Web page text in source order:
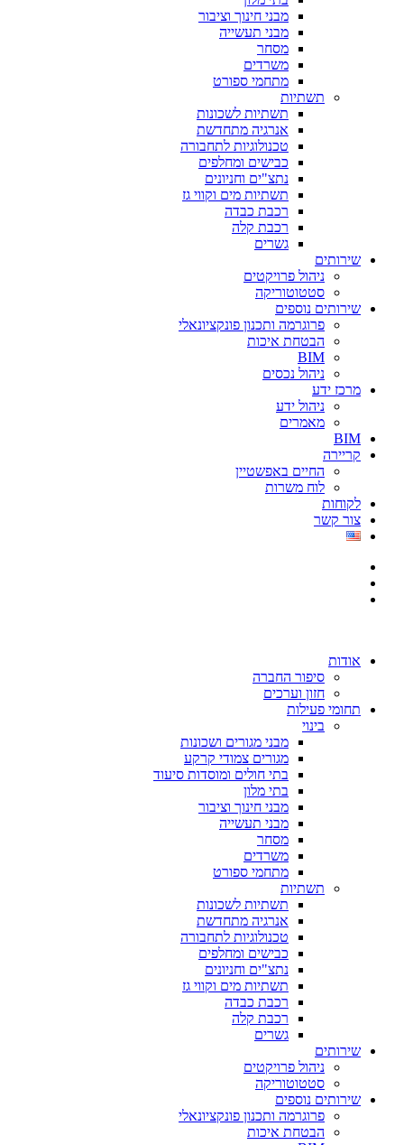
מבני חינוך וציבור
מבני תעשייה
מסחר
משרדים
מתחמי ספורט
תשתיות
תשתיות לשכונות
אנרגיה מתחדשת
טכנולוגיות לתחבורה
כבישים ומחלפים
נתצ"ים וחניונים
תשתיות מים וקווי גז
רכבת כבדה
רכבת קלה
גשרים
שירותים
ניהול פרויקטים
סטטוטוריקה
שירותים נוספים
פרוגרמה ותכנון פונקציונאלי
הבטחת איכות
BIM
ניהול נכסים
מרכז ידע
ניהול ידע
מאמרים
BIM
קריירה
החיים באפשטיין
לוח משרות
לקוחות
צור קשר
אודות
סיפור החברה
חזון וערכים
תחומי פעילות
בינוי
מבני מגורים ושכונות
מגורים צמודי קרקע
בתי חולים ומוסדות סיעוד
בתי מלון
מבני חינוך וציבור
מבני תעשייה
מסחר
משרדים
מתחמי ספורט
תשתיות
תשתיות לשכונות
אנרגיה מתחדשת
טכנולוגיות לתחבורה
כבישים ומחלפים
נתצ"ים וחניונים
תשתיות מים וקווי גז
רכבת כבדה
רכבת קלה
גשרים
שירותים
ניהול פרויקטים
סטטוטוריקה
שירותים נוספים
פרוגרמה ותכנון פונקציונאלי
הבטחת איכות